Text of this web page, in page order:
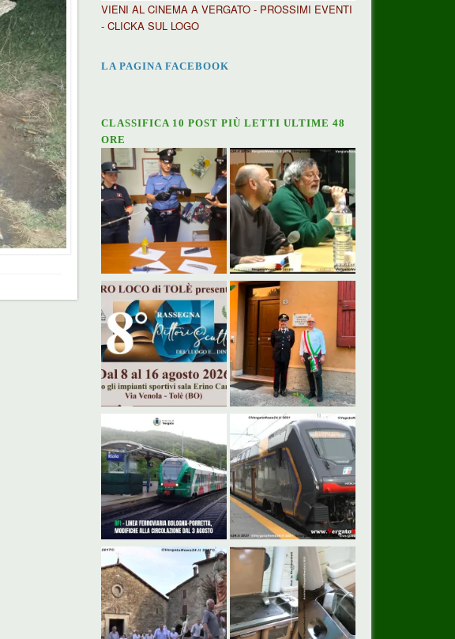
VIENI AL CINEMA A VERGATO - PROSSIMI EVENTI
- CLICKA SUL LOGO
LA PAGINA FACEBOOK
CLASSIFICA 10 POST PIÙ LETTI ULTIME 48
ORE